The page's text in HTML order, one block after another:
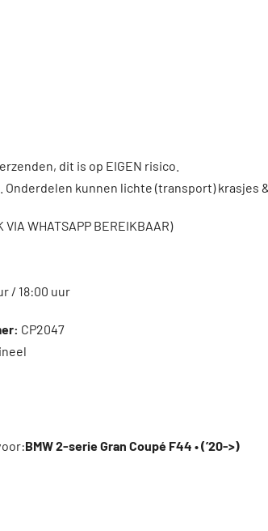
dit is op EIGEN risico.
Onderdelen kunnen lichte (transport) krasjes
VIA WHATSAPP BEREIKBAAR)
/ 18:00 uur
CP2047
BMW 2-serie Gran Coupé F44 • (’20->)